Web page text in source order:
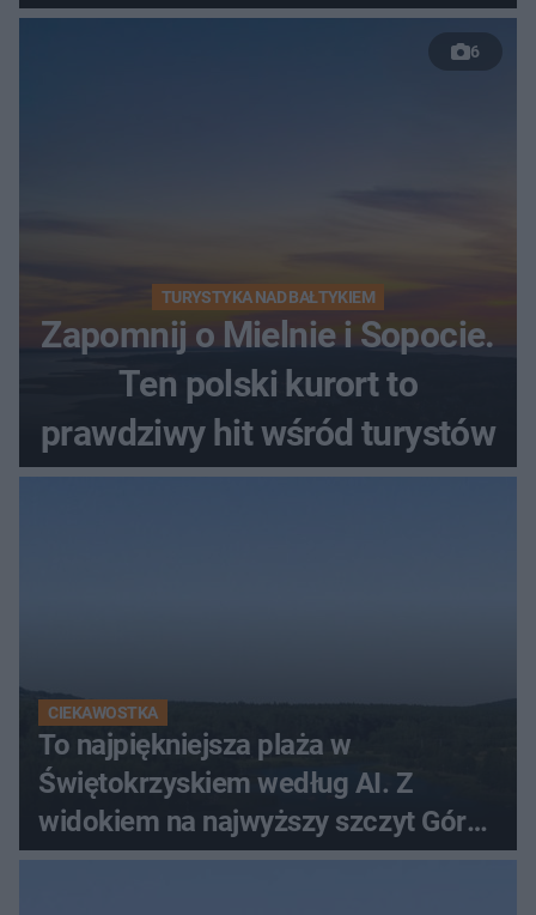
nastolatków
6
TURYSTYKA NAD BAŁTYKIEM
Zapomnij o Mielnie i Sopocie.
Ten polski kurort to
prawdziwy hit wśród turystów
CIEKAWOSTKA
To najpiękniejsza plaża w
Świętokrzyskiem według AI. Z
widokiem na najwyższy szczyt Gór
Świętokrzyskich